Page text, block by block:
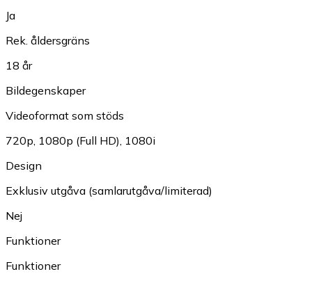
Ja
Rek. åldersgräns
18 år
Bildegenskaper
Videoformat som stöds
720p, 1080p (Full HD), 1080i
Design
Exklusiv utgåva (samlarutgåva/limiterad)
Nej
Funktioner
Funktioner